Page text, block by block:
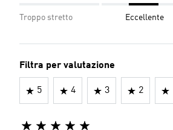
Troppo stretto Eccellente
Filtra per valutazione
5 4 3 2